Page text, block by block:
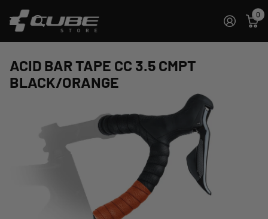
0
ACID BAR TAPE CC 3.5 CMPT
BLACK/ORANGE